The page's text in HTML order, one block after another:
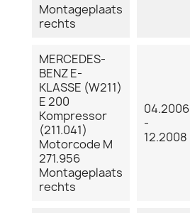
Montageplaats
rechts
MERCEDES-
BENZ E-
KLASSE (W211)
E 200
Kompressor
(211.041)
Motorcode M
271.956
Montageplaats
rechts
04.2006
-
12.2008